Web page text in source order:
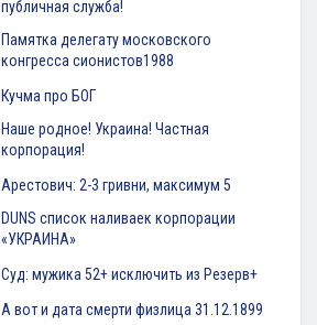
публичная служба!
Памятка делегату московского
конгресса сионистов1988
Кучма про БОГ
Наше родное! Украина! Частная
корпорация!
Арестович: 2-3 гривни, максимум 5
DUNS список наливаек корпорации
«УКРАИНА»
Суд: мужика 52+ исключить из Резерв+
А вот и дата смерти физлица 31.12.1899